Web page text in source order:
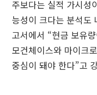
주보다는 실적 가시성
능성이 크다는 분석도
고서에서 “현금 보유
모건체이스와 마이크
중심이 돼야 한다”고